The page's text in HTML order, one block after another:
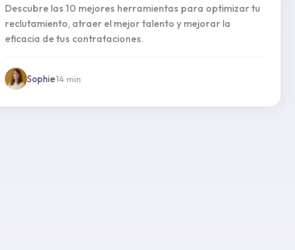
Descubre las 10 mejores herramientas para optimizar tu
reclutamiento, atraer el mejor talento y mejorar la
eficacia de tus contrataciones.
Sophie·14 min